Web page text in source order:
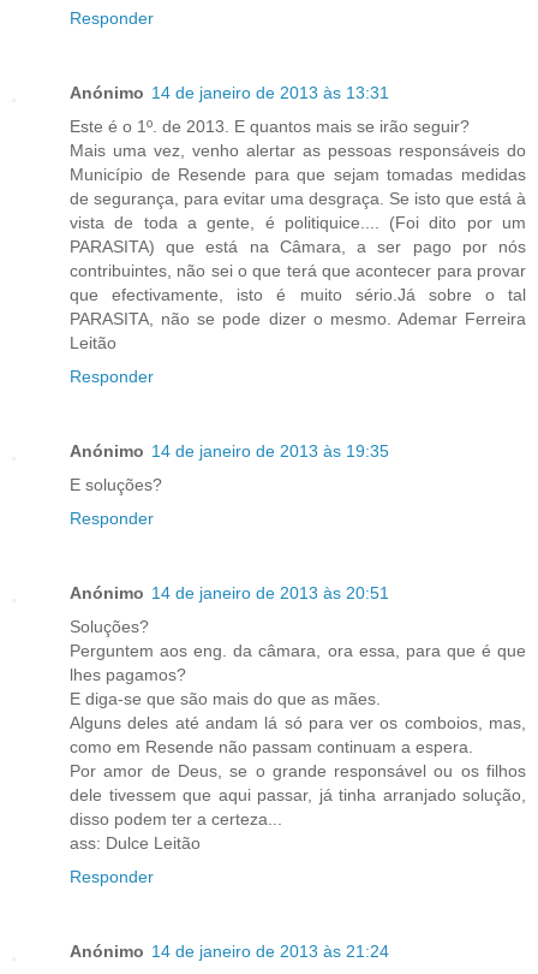
Responder
Anónimo 14 de janeiro de 2013 às 13:31
Este é o 1º. de 2013. E quantos mais se irão seguir?
Mais uma vez, venho alertar as pessoas responsáveis do
Município de Resende para que sejam tomadas medidas
de segurança, para evitar uma desgraça. Se isto que está à
vista de toda a gente, é politiquice.... (Foi dito por um
PARASITA) que está na Câmara, a ser pago por nós
contribuintes, não sei o que terá que acontecer para provar
que efectivamente, isto é muito sério.Já sobre o tal
PARASITA, não se pode dizer o mesmo. Ademar Ferreira
Leitão
Responder
Anónimo 14 de janeiro de 2013 às 19:35
E soluções?
Responder
Anónimo 14 de janeiro de 2013 às 20:51
Soluções?
Perguntem aos eng. da câmara, ora essa, para que é que
lhes pagamos?
E diga-se que são mais do que as mães.
Alguns deles até andam lá só para ver os comboios, mas,
como em Resende não passam continuam a espera.
Por amor de Deus, se o grande responsável ou os filhos
dele tivessem que aqui passar, já tinha arranjado solução,
disso podem ter a certeza...
ass: Dulce Leitão
Responder
Anónimo 14 de janeiro de 2013 às 21:24